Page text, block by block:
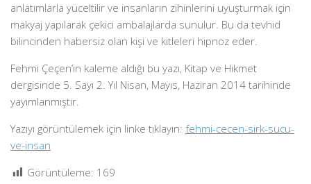
anlatımlarla yüceltilir ve insanların zihinlerini uyuşturmak için
makyaj yapılarak çekici ambalajlarda sunulur. Bu da tevhid
bilincinden habersiz olan kişi ve kitleleri hipnoz eder.
Fehmi Çeçen’in kaleme aldığı bu yazı, Kitap ve Hikmet
dergisinde 5. Sayı 2. Yıl Nisan, Mayıs, Haziran 2014 tarihinde
yayımlanmıştır.
Yazıyı görüntülemek için linke tıklayın: fehmi-cecen-sirk-sucu-
ve-insan
Görüntüleme: 169